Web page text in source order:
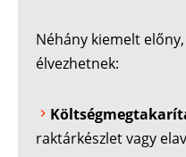
Néhány kiemelt
élvezhetnek:
raktárkészlet vagy